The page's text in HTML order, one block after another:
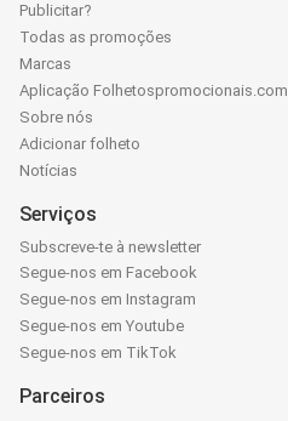
Publicitar?
Todas as promoções
Marcas
Aplicação Folhetospromocionais.com
Sobre nós
Adicionar folheto
Notícias
Serviços
Subscreve-te à newsletter
Segue-nos em Facebook
Segue-nos em Instagram
Segue-nos em Youtube
Segue-nos em TikTok
Parceiros